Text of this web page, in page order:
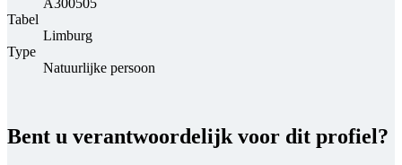
A300505
Tabel
Limburg
Type
Natuurlijke persoon
Bent u verantwoordelijk voor dit profiel?